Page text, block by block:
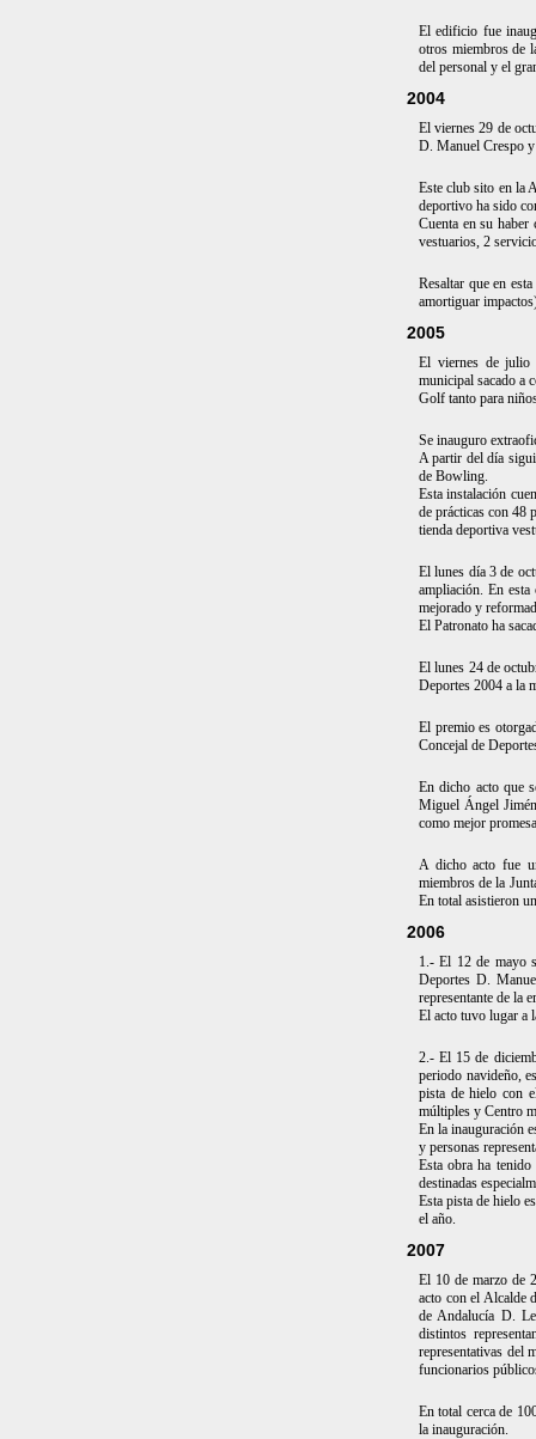
El edificio fue
otros miembros de
del personal y el
2004
El viernes 29 de
D. Manuel Crespo
Este club sito en la
deportivo ha sido
Cuenta en su
vestuarios, 2
Resaltar que en
amortiguar
2005
El viernes de julio
municipal sacado a
Golf tanto para
Se inauguro
A partir del día
de Bowling.
Esta instalación
de prácticas con 48
tienda deportiva
El lunes día 3 de
ampliación. En esta
mejorado y
El Patronato ha
El lunes 24 de
Deportes 2004 a la
El premio es
Concejal de
En dicho acto que
Miguel Ángel
como mejor
A dicho acto fue
miembros de la
En total asistieron
2006
1.- El 12 de mayo
Deportes D.
representante de la
El acto tuvo lugar a
2.- El 15 de
periodo navideño,
pista de hielo con
múltiples y Centro
En la inauguración
y personas
Esta obra ha
destinadas
Esta pista de hielo
el año.
2007
El 10 de marzo de
acto con el Alcalde
de Andalucía D.
distintos
representativas del
funcionarios
En total cerca de
la inauguración.